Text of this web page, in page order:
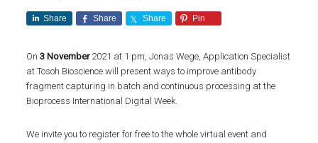
Share Share Share Pin
On3 November2021 at 1 pm, Jonas Wege, Application Specialist
at Tosoh Bioscience will present ways to improve antibody
fragment capturing in batch and continuous processing at the
Bioprocess International Digital Week.
We invite you to register for free to the whole virtual event and